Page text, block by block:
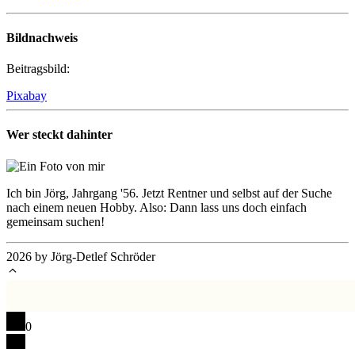
Bildnachweis
Beitragsbild:
Pixabay
Wer steckt dahinter
Ich bin Jörg, Jahrgang '56. Jetzt Rentner und selbst auf der Suche
nach einem neuen Hobby. Also: Dann lass uns doch einfach
gemeinsam suchen!
2026 by Jörg-Detlef Schröder
0